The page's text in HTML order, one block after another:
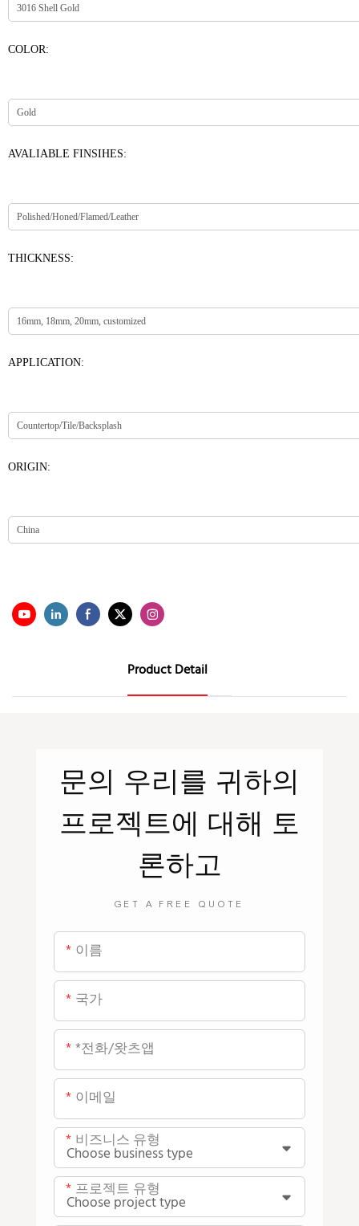
COLOR:
AVALIABLE FINSIHES:
THICKNESS:
APPLICATION:
ORIGIN:
Product Detail
문의 우리를 귀하의
프로젝트에 대해 토
론하고
GET A FREE QUOTE
이름
국가
*전화/왓츠앱
이메일
비즈니스 유형
프로젝트 유형